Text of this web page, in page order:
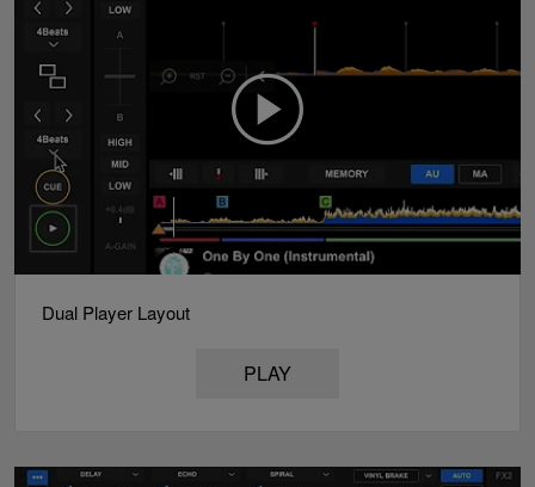
Dual Player Layout
PLAY